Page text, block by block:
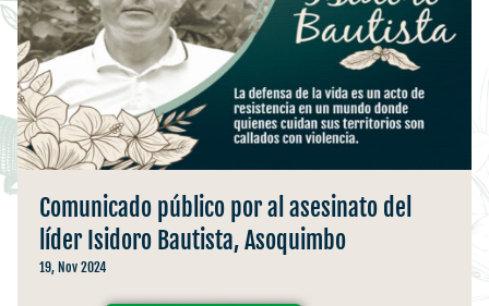
Comunicado público por al asesinato del
líder Isidoro Bautista, Asoquimbo
19, Nov 2024